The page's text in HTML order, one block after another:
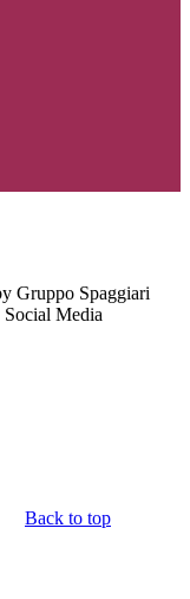
Gruppo Spaggiari
Media
Back to top